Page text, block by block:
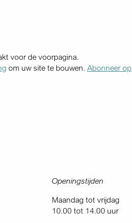
voor de voorpagina.
om uw site te bouwen. Abonneer op
Openingstijden
Maandag tot vrijdag
10.00 tot 14.00 uur